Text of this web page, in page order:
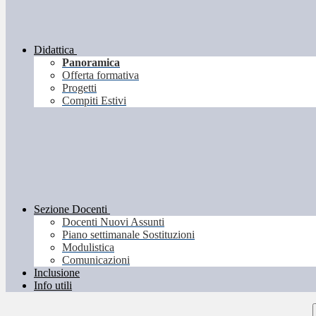
Didattica
Panoramica
Offerta formativa
Progetti
Compiti Estivi
Sezione Docenti
Docenti Nuovi Assunti
Piano settimanale Sostituzioni
Modulistica
Comunicazioni
Inclusione
Info utili